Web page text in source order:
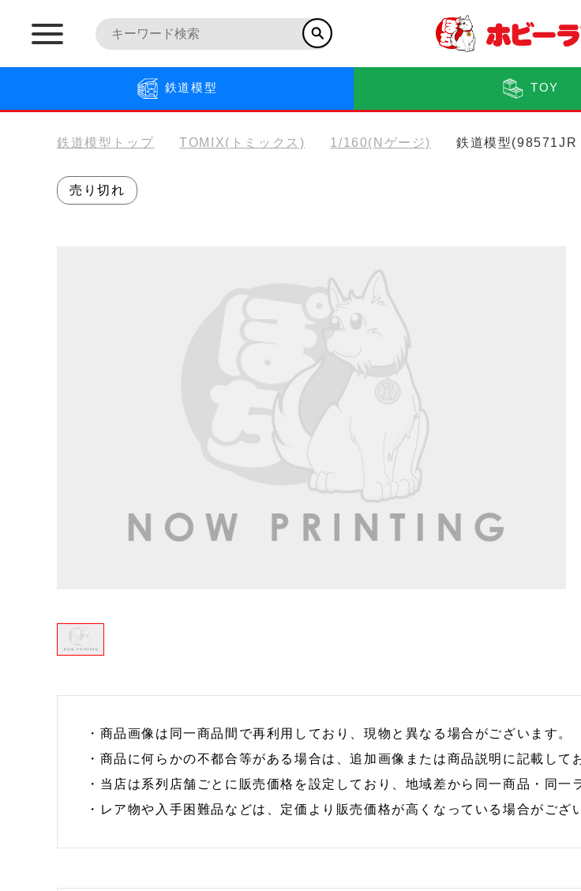
鉄道模型 TOY
鉄道模型トップ TOMIX(トミックス) 1/160(Nゲージ) 鉄道模型(98571JR
売り切れ
・商品画像は同一商品間で再利用しており、現物と異なる場合がございます。
・商品に何らかの不都合等がある場合は、追加画像または商品説明に記載して
・当店は系列店舗ごとに販売価格を設定しており、地域差から同一商品・同一
・レア物や入手困難品などは、定価より販売価格が高くなっている場合がござ